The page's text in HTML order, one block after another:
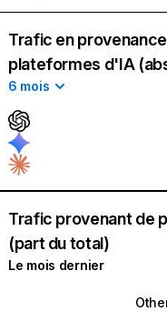
Trafic en
plateformes d'IA
6 mois
Trafic provenant de
(part du total)
Le mois dernier